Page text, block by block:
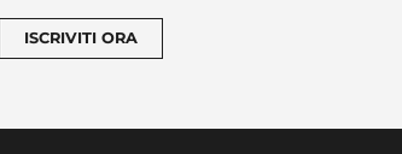
ISCRIVITI ORA